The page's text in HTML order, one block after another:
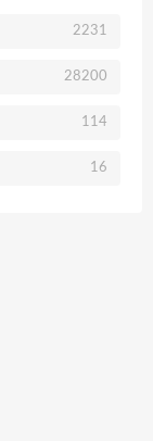
2231
28200
114
16